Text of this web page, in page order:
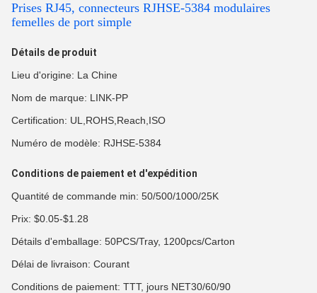
Prises RJ45, connecteurs RJHSE-5384 modulaires
femelles de port simple
Détails de produit
Lieu d'origine: La Chine
Nom de marque: LINK-PP
Certification: UL,ROHS,Reach,ISO
Numéro de modèle: RJHSE-5384
Conditions de paiement et d'expédition
Quantité de commande min: 50/500/1000/25K
Prix: $0.05-$1.28
Détails d'emballage: 50PCS/Tray, 1200pcs/Carton
Délai de livraison: Courant
Conditions de paiement: TTT, jours NET30/60/90